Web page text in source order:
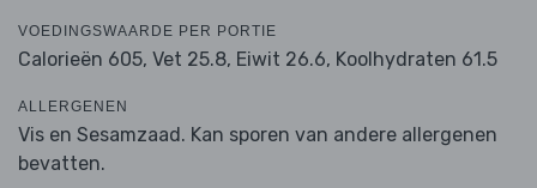
VOEDINGSWAARDE PER PORTIE
Calorieën 605, Vet 25.8, Eiwit 26.6, Koolhydraten 61.5
ALLERGENEN
Vis en Sesamzaad. Kan sporen van andere allergenen
bevatten.